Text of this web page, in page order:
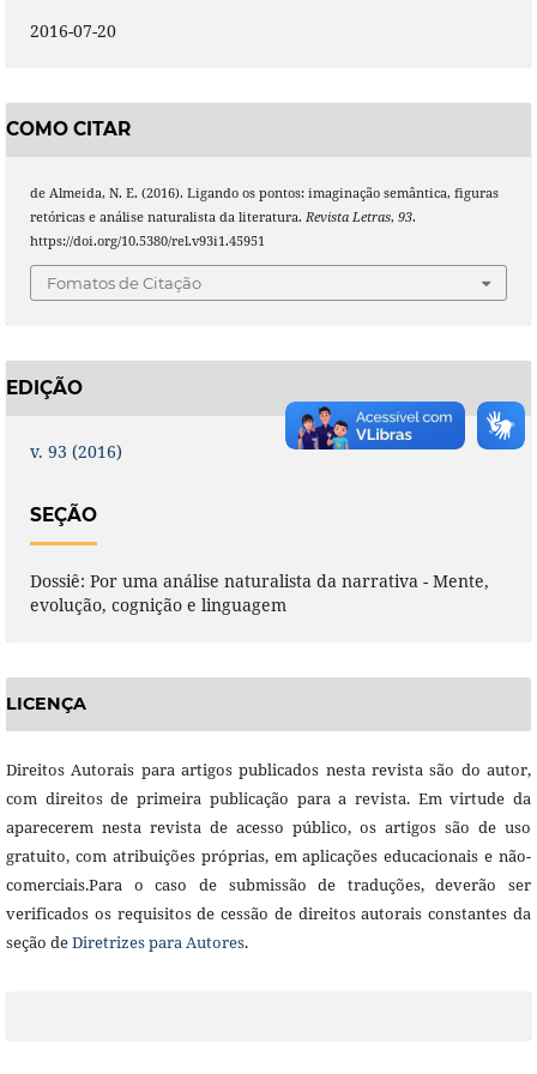
2016-07-20
COMO CITAR
de Almeida, N. E. (2016). Ligando os pontos: imaginação semântica, figuras
retóricas e análise naturalista da literatura. Revista Letras, 93.
https://doi.org/10.5380/rel.v93i1.45951
Fomatos de Citação
EDIÇÃO
v. 93 (2016)
SEÇÃO
Dossiê: Por uma análise naturalista da narrativa - Mente,
evolução, cognição e linguagem
LICENÇA
Direitos Autorais para artigos publicados nesta revista são do autor,
com direitos de primeira publicação para a revista. Em virtude da
aparecerem nesta revista de acesso público, os artigos são de uso
gratuito, com atribuições próprias, em aplicações educacionais e não-
comerciais.Para o caso de submissão de traduções, deverão ser
verificados os requisitos de cessão de direitos autorais constantes da
seção deDiretrizes para Autores.